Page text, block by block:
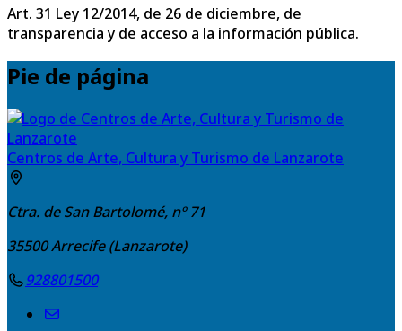
Art. 31 Ley 12/2014, de 26 de diciembre, de
transparencia y de acceso a la información pública.
Pie de página
Centros de Arte, Cultura y Turismo de Lanzarote
Ctra. de San Bartolomé, nº 71
35500Arrecife (Lanzarote)
928801500